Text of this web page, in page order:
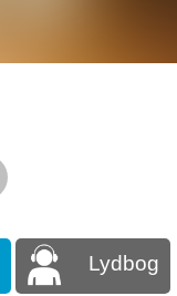
Lydbog